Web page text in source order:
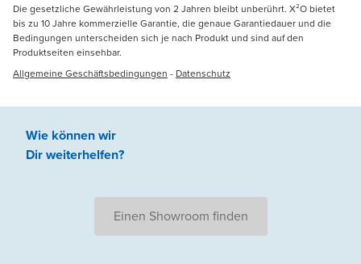
Die gesetzliche Gewährleistung von 2 Jahren bleibt unberührt. X²O bietet
bis zu 10 Jahre kommerzielle Garantie, die genaue Garantiedauer und die
Bedingungen unterscheiden sich je nach Produkt und sind auf den
Produktseiten einsehbar.
Allgemeine Geschäftsbedingungen - Datenschutz
Wie können wir
Dir weiterhelfen?
Einen Showroom finden